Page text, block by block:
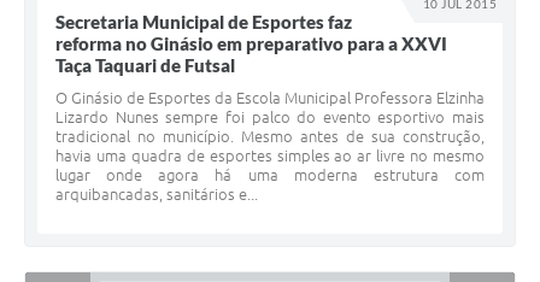
10 JUL 2015
Secretaria Municipal de Esportes faz
reforma no Ginásio em preparativo para a XXVI
Taça Taquari de Futsal
O Ginásio de Esportes da Escola Municipal Professora Elzinha
Lizardo Nunes sempre foi palco do evento esportivo mais
tradicional no município. Mesmo antes de sua construção,
havia uma quadra de esportes simples ao ar livre no mesmo
lugar onde agora há uma moderna estrutura com
arquibancadas, sanitários e...